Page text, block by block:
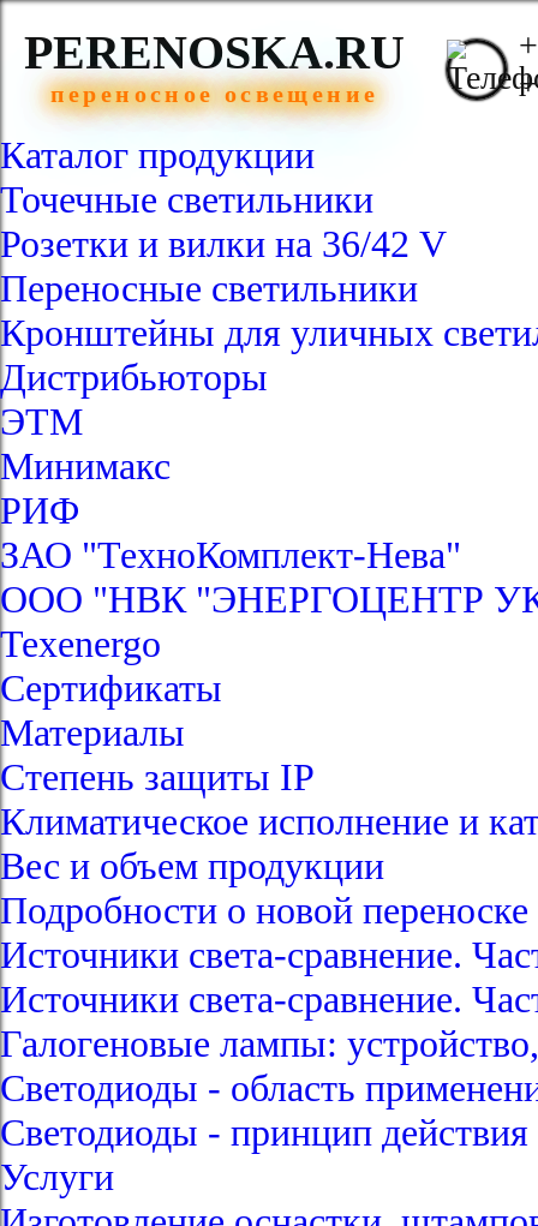
PERENOSKA.RU
переносное освещение
Каталог продукции
Точечные светильники
Розетки и вилки на 36/42 V
Переносные светильники
Кронштейны для уличных
Дистрибьюторы
ЭТМ
Минимакс
РИФ
ЗАО "ТехноКомплект-Нева"
ООО "НВК "ЭНЕРГОЦЕНТР
Texenergo
Сертификаты
Материалы
Степень защиты IP
Климатическое исполнение и
Вес и объем продукции
Подробности о новой
Источники света-сравнение.
Источники света-сравнение.
Галогеновые лампы:
Светодиоды - область
Светодиоды - принцип действия
Услуги